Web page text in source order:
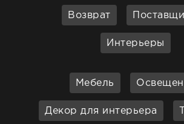
Возврат
Интерьеры
Мебель
Декор для интерьера